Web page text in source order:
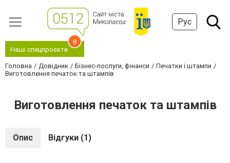
Рус
Наші спецпроєкти
8
Головна Довідник Бізнес-послуги, фінанси
Печатки і штампи
Виготовлення печаток та штампів
Виготовлення печаток та штампів
Опис Відгуки (1)